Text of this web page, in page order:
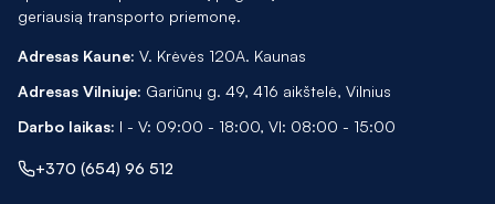
geriausią transporto priemonę.
Adresas Kaune: V. Krėvės 120A. Kaunas
Adresas Vilniuje: Gariūnų g. 49, 416 aikštelė, Vilnius
Darbo laikas: I - V: 09:00 - 18:00, VI: 08:00 - 15:00
+370 (654) 96 512